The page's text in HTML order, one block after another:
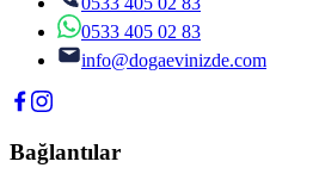
0533 405 02 83
info@dogaevinizde.com
Bağlantılar